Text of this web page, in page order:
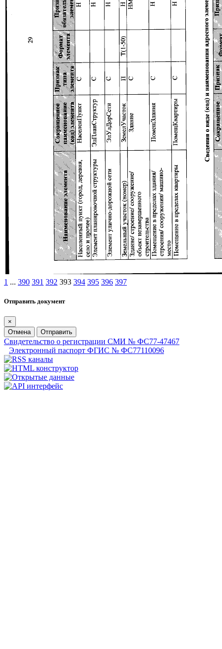
1 ... 390 391 392 393 394 395 396 397
Отправить документ
×
Отмена
Отправить
Свидетельство о регистрации СМИ № ФС77-47467
Электронный паспорт ФГИС № ФС77110096